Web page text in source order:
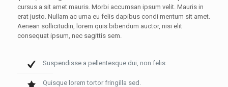
cursus a sit amet mauris. Morbi accumsan ipsum velit. Mauris in
erat justo. Nullam ac urna eu felis dapibus condi mentum sit amet.
Aenean sollicitudin, lorem quis bibendum auctor, nisi elit
consequat ipsum, nec sagittis sem.
Suspendisse a pellentesque dui, non felis.
Quisque lorem tortor fringilla sed.